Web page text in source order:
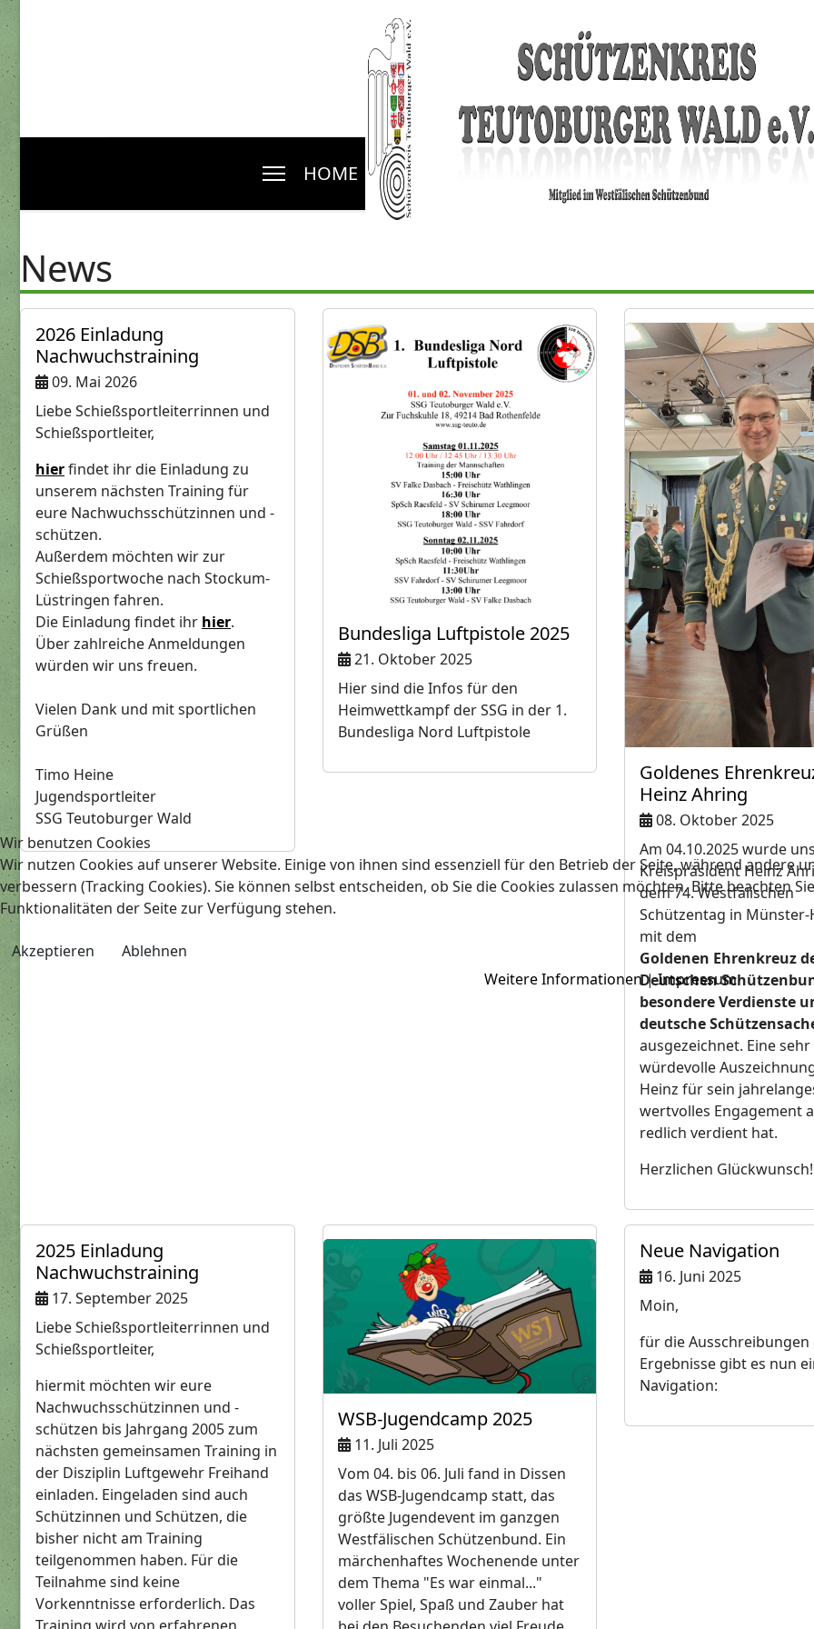
HOME NEWS
News
2026 Einladung
Nachwuchstraining
09. Mai 2026
Liebe Schießsportleiterrinnen und
Schießsportleiter,
hierfindet ihr die Einladung zu
unserem nächsten Training für
eure Nachwuchsschützinnen und -
schützen.
Außerdem möchten wir zur
Schießsportwoche nach Stockum-
Lüstringen fahren.
Die Einladung findet ihr hier.
Über zahlreiche Anmeldungen
würden wir uns freuen.
Vielen Dank und mit sportlichen
Grüßen
Timo Heine
Jugendsportleiter
SSG Teutoburger Wald
Bundesliga Luftpistole 2025
21. Oktober 2025
Hier sind die Infos für den
Heimwettkampf der SSG in der 1.
Bundesliga Nord Luftpistole
Goldenes
Heinz Ahring
08. Oktober 2025
Am 04.10.2025 wurde
Kreispräsident Heinz
dem 74. Westfälischen
Schützentag in
mit dem
Goldenen Ehrenkreuz
Deutschen
besondere Verdienste
deutsche
ausgezeichnet. Eine sehr
würdevolle
Heinz für sein
wertvolles Engagement
redlich verdient hat.
Herzlichen
2025 Einladung
Nachwuchstraining
17. September 2025
Liebe Schießsportleiterrinnen und
Schießsportleiter,
hiermit möchten wir eure
Nachwuchsschützinnen und -
schützen bis Jahrgang 2005 zum
nächsten gemeinsamen Training in
der Disziplin Luftgewehr Freihand
einladen. Eingeladen sind auch
Schützinnen und Schützen, die
bisher nicht am Training
teilgenommen haben. Für die
Teilnahme sind keine
Vorkenntnisse erforderlich. Das
WSB-Jugendcamp 2025
11. Juli 2025
Vom 04. bis 06. Juli fand in Dissen
das WSB-Jugendcamp statt, das
größte Jugendevent im ganzgen
Westfälischen Schützenbund. Ein
märchenhaftes Wochenende unter
dem Thema "Es war einmal..."
voller Spiel, Spaß und Zauber hat
Neue Navigation
16. Juni 2025
Moin,
für die Ausschreibungen
Ergebnisse gibt es nun
Navigation:
Wir benutzen Cookies
Wir nutzen Cookies auf unserer Website. Einige von ihnen sind essenziell für den Betrieb der Seite, während andere
verbessern (Tracking Cookies). Sie können selbst entscheiden, ob Sie die Cookies zulassen möchten. Bitte beachten
Funktionalitäten der Seite zur Verfügung stehen.
Akzeptieren
Ablehnen
Weitere Informationen|Impressum